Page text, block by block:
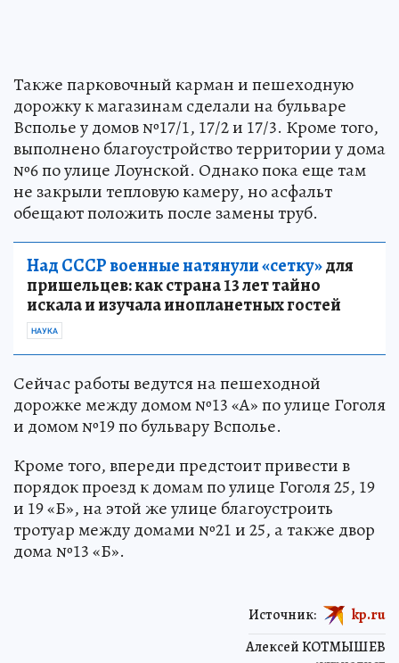
Также парковочный карман и пешеходную
дорожку к магазинам сделали на бульваре
Всполье у домов №17/1, 17/2 и 17/3. Кроме того,
выполнено благоустройство территории у дома
№6 по улице Лоунской. Однако пока еще там
не закрыли тепловую камеру, но асфальт
обещают положить после замены труб.
Над СССР военные натянули «сетку»для
пришельцев: как страна 13 лет тайно
искала и изучала инопланетных гостей
НАУКА
Сейчас работы ведутся на пешеходной
дорожке между домом №13 «А» по улице Гоголя
и домом №19 по бульвару Всполье.
Кроме того, впереди предстоит привести в
порядок проезд к домам по улице Гоголя 25, 19
и 19 «Б», на этой же улице благоустроить
тротуар между домами №21 и 25, а также двор
дома №13 «Б».
Алексей КОТМЫШЕВ
Источник: kp.ru